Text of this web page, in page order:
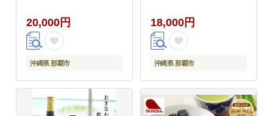
20,000円
沖縄県 那覇市
18,000円
沖縄県 那覇市